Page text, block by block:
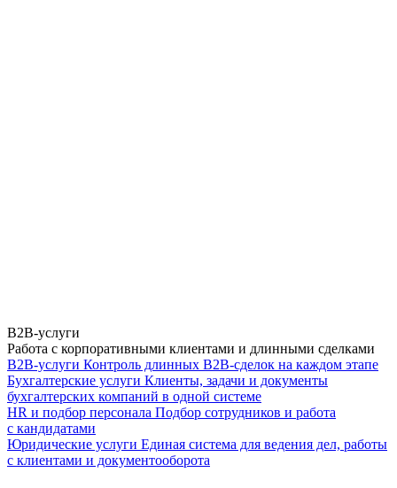
B2B-услуги
Работа с корпоративными клиентами и длинными сделками
B2B-услуги Контроль длинных B2B-сделок на каждом этапе
Бухгалтерские услуги Клиенты, задачи и документы
бухгалтерских компаний в одной системе
HR и подбор персонала Подбор сотрудников и работа
с кандидатами
Юридические услуги Единая система для ведения дел, работы
с клиентами и документооборота